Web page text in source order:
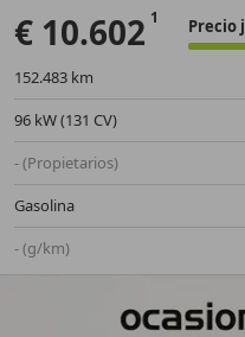
€ 10.602 Precio
152.483 km
96 kW (131 CV)
- (Propietarios)
Gasolina
- (g/km)